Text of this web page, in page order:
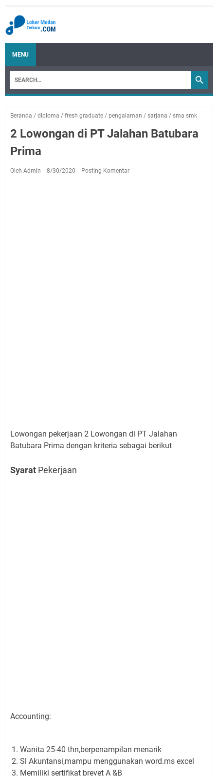
MENU
Beranda / diploma / fresh graduate / pengalaman / sarjana / sma smk
2 Lowongan di PT Jalahan Batubara
Prima
Oleh Admin 8/30/2020 Posting Komentar
Lowongan pekerjaan 2 Lowongan di PT Jalahan
Batubara Prima dengan kriteria sebagai berikut
Syarat Pekerjaan
Accounting:
Wanita 25-40 thn,berpenampilan menarik
Sl Akuntansi,mampu menggunakan word.ms excel
Memiliki sertifikat brevet A &B